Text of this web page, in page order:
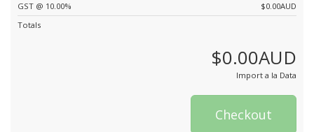
GST @ 10.00%
$0.00AUD
Totals
$0.00AUD
Import a la Data
Checkout